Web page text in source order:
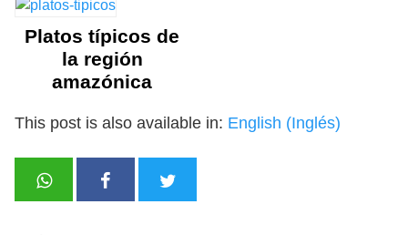
Platos típicos de
la región
amazónica
This post is also available in: English (Inglés)